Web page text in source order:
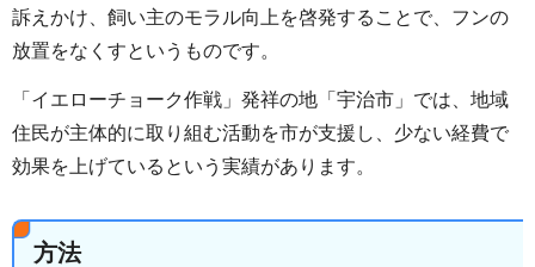
訴えかけ、飼い主のモラル向上を啓発することで、フンの
放置をなくすというものです。
「イエローチョーク作戦」発祥の地「宇治市」では、地域
住民が主体的に取り組む活動を市が支援し、少ない経費で
効果を上げているという実績があります。
方法